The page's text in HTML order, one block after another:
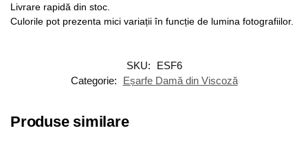
Livrare rapidă din stoc.
Culorile pot prezenta mici variații în funcție de lumina fotografiilor.
SKU:
ESF6
Categorie:
Eșarfe Damă din Viscoză
Produse similare